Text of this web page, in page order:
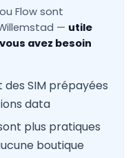
Flow sont
— utile
avez besoin
SIM prépayées
data
plus pratiques
boutique